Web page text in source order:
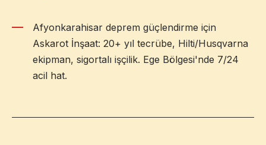
Afyonkarahisar deprem güçlendirme için
Askarot İnşaat: 20+ yıl tecrübe, Hilti/Husqvarna
ekipman, sigortalı işçilik. Ege Bölgesi'nde 7/24
acil hat.